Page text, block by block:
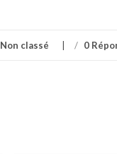
Non classé / 0